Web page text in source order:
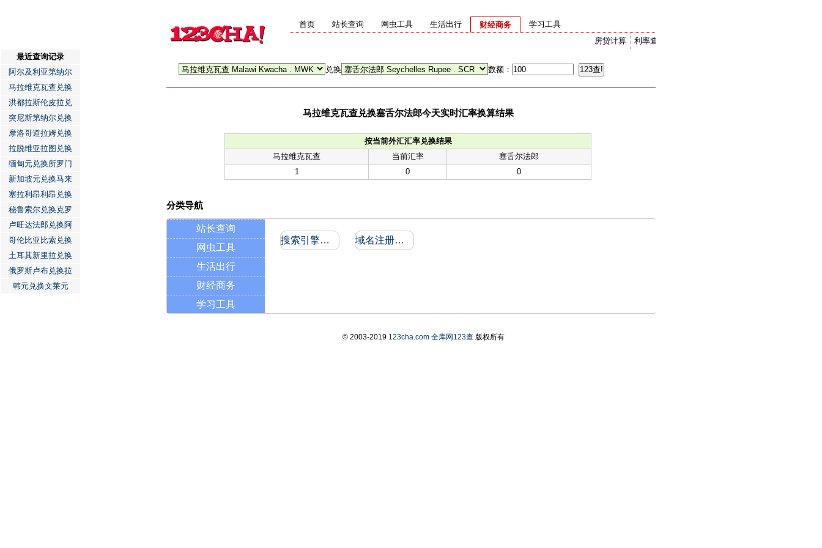
首页 站长查询 网虫工具 生活出行
财经商务
利率查询
房贷计算
学习工具
兑换 数额：
马拉维克瓦查兑换塞舌尔法郎今天实时汇率换算结果
按当前外汇汇率兑换结果
马拉维克瓦查
当前汇率
塞舌尔法郎
1
0 0
最近查询记录
阿尔及利亚第纳尔
马拉维克瓦查兑换
洪都拉斯伦皮拉兑
突尼斯第纳尔兑换
摩洛哥道拉姆兑换
拉脱维亚拉图兑换
缅甸元兑换所罗门
新加坡元兑换马来
塞拉利昂利昂兑换
秘鲁索尔兑换克罗
卢旺达法郎兑换阿
哥伦比亚比索兑换
土耳其新里拉兑换
俄罗斯卢布兑换拉
韩元兑换文莱元
分类导航
站长查询
网虫工具
生活出行
财经商务
学习工具
搜索引擎收录和反向链接 域名注册信息
© 2003-2019 123cha.com 全库网123查版权所有